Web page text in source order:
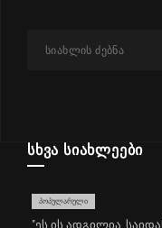
ᲡᲮᲕᲐ ᲡᲘᲐᲮᲚᲔᲔᲑᲘ
ᲞᲝᲞᲣᲚᲐᲠᲣᲚᲘ
"ეს ის ადგილია,